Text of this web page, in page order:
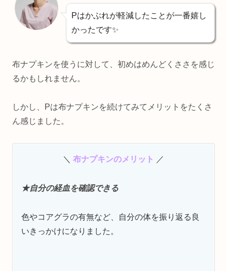
Pはかぶれが軽減したことが一番嬉し
かったです✨
布ナプキンを使うに対して、初めはめんどくささを感じ
るかもしれません。
しかし、Pは布ナプキンを続けてみてメリットをたくさ
ん感じました。
＼ 布ナプキンのメリット ／
★自分の経血を確認できる
色やコアグラの有無など、自分の体を振り返る良
いきっかけになりました。